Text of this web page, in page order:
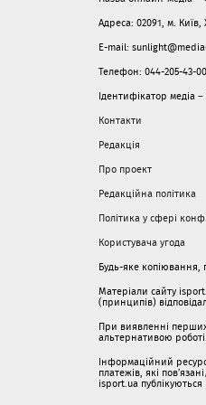
Адреса: 02091, м.
E-mail:
Телефон: 044-205-43-00
Ідентифікатор медіа
Контакти
Редакція
Про проект
Редакційна політика
Політика у сфері
Користувача угода
Будь-яке копіювання,
Матеріали сайту
(принципів)
При виявленні
альтернативою роботі.
Інформаційний
платежів, які
isport.ua